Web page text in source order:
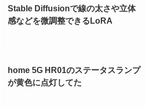
Stable Diffusionで線の太さや立体
感などを微調整できるLoRA
home 5G HR01のステータスランプ
が黄色に点灯してた